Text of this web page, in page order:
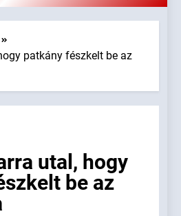
patkány fészkelt be az
utal, hogy
be az